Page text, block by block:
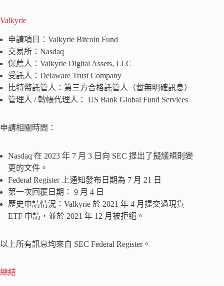
Valkyrie
申請項目：Valkyrie Bitcoin Fund
交易所：Nasdaq
保薦人：Valkyrie Digital Assets, LLC
受託人：Delaware Trust Company
比特幣託管人：第三方合格託管人（暫無明確訊息）
管理人 / 轉帳代理人： US Bank Global Fund Services
申請相關時間：
Nasdaq 在 2023 年 7 月 3 日向 SEC 提出了擬議規則變
更的文件。
Federal Register 上通知發布日期為 7 月 21 日
第一次回覆日期： 9 月 4 日
歷史申請情況：Valkyrie 於 2021 年 4 月提交過現貨
ETF 申請，並於 2021 年 12 月被拒絕。
以上所有訊息均來自 SEC Federal Register。
總結